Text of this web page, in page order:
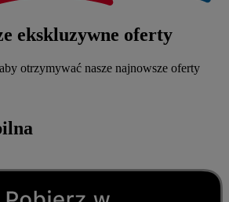
ekskluzywne oferty
otrzymywać nasze najnowsze oferty